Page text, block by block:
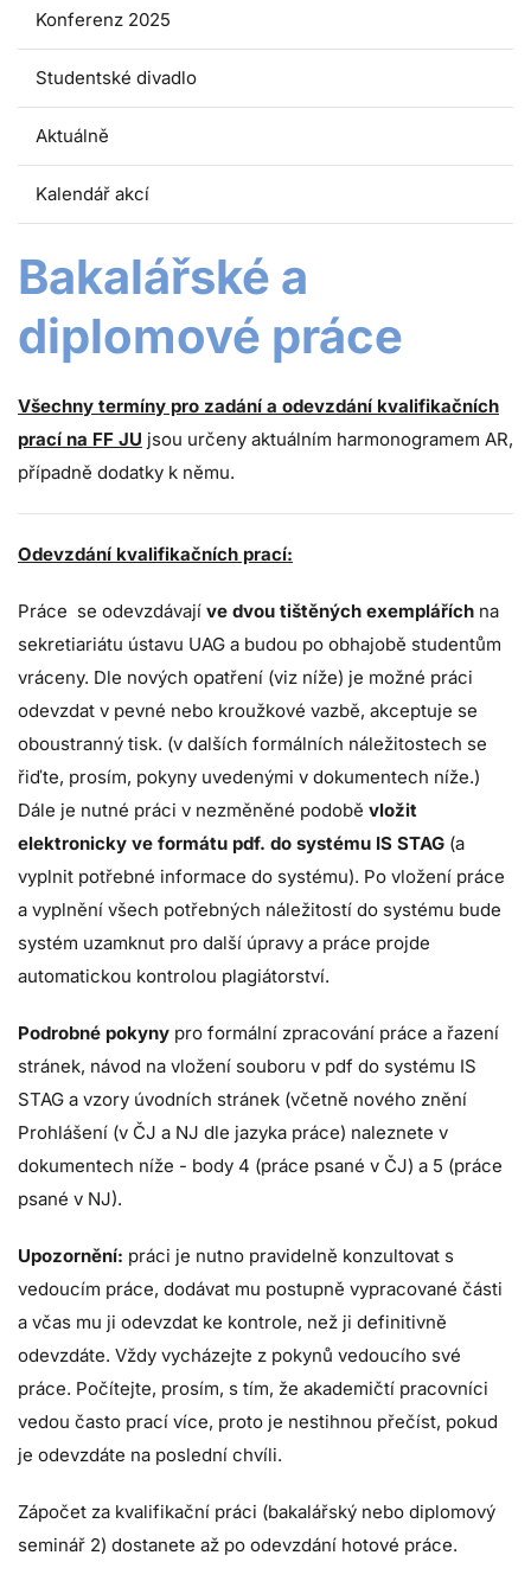
Konferenz 2025
Studentské divadlo
Aktuálně
Kalendář akcí
Bakalářské a
diplomové práce
Všechny termíny pro zadání a odevzdání kvalifikačních
prací na FF JU jsou určeny aktuálním harmonogramem AR,
případně dodatky k němu.
Odevzdání kvalifikačních prací:
Práce se odevzdávají ve dvou tištěných exemplářích na
sekretiariátu ústavu UAG a budou po obhajobě studentům
vráceny. Dle nových opatření (viz níže) je možné práci
odevzdat v pevné nebo kroužkové vazbě, akceptuje se
oboustranný tisk. (v dalších formálních náležitostech se
řiďte, prosím, pokyny uvedenými v dokumentech níže.)
Dále je nutné práci v nezměněné podobě vložit
elektronicky ve formátu pdf. do systému IS STAG (a
vyplnit potřebné informace do systému). Po vložení práce
a vyplnění všech potřebných náležitostí do systému bude
systém uzamknut pro další úpravy a práce projde
automatickou kontrolou plagiátorství.
Podrobné pokyny pro formální zpracování práce a řazení
stránek, návod na vložení souboru v pdf do systému IS
STAG a vzory úvodních stránek (včetně nového znění
Prohlášení (v ČJ a NJ dle jazyka práce) naleznete v
dokumentech níže - body 4 (práce psané v ČJ) a 5 (práce
psané v NJ).
Upozornění: práci je nutno pravidelně konzultovat s
vedoucím práce, dodávat mu postupně vypracované části
a včas mu ji odevzdat ke kontrole, než ji definitivně
odevzdáte. Vždy vycházejte z pokynů vedoucího své
práce. Počítejte, prosím, s tím, že akademičtí pracovníci
vedou často prací více, proto je nestihnou přečíst, pokud
je odevzdáte na poslední chvíli.
Zápočet za kvalifikační práci (bakalářský nebo diplomový
seminář 2) dostanete až po odevzdání hotové práce.